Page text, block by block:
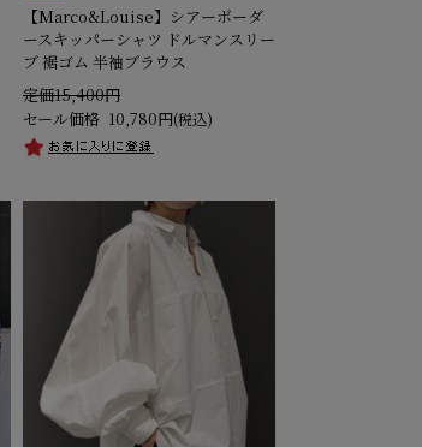
【Marco&Louise】シアーボーダ
ースキッパーシャツ ドルマンスリー
ブ 裾ゴム 半袖ブラウス
定価15,400円
セール価格 10,780円(税込)